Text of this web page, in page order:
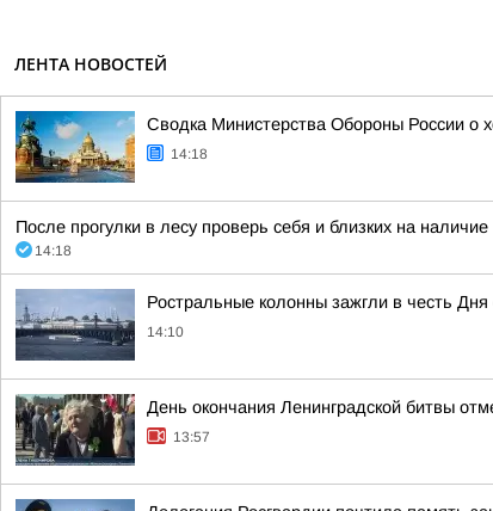
ЛЕНТА НОВОСТЕЙ
Сводка Министерства Обороны России о
14:18
После прогулки в лесу проверь себя и близких на
14:18
Ростральные колонны зажгли в честь
14:10
День окончания Ленинградской битвы
13:57